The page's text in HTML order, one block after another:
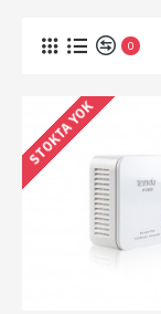
0
STOKTA YOK